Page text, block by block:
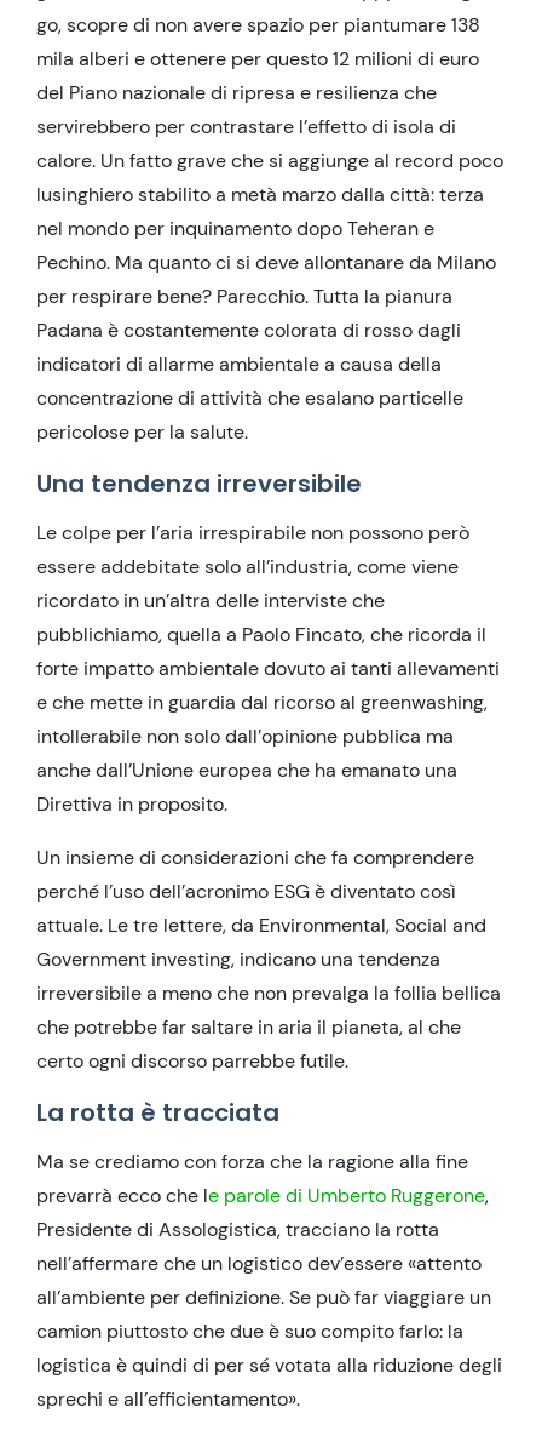
go, scopre di non avere spazio per piantumare 138
mila alberi e ottenere per questo 12 milioni di euro
del Piano nazionale di ripresa e resilienza che
servirebbero per contrastare l’effetto di isola di
calore. Un fatto grave che si aggiunge al record poco
lusinghiero stabilito a metà marzo dalla città: terza
nel mondo per inquinamento dopo Teheran e
Pechino. Ma quanto ci si deve allontanare da Milano
per respirare bene? Parecchio. Tutta la pianura
Padana è costantemente colorata di rosso dagli
indicatori di allarme ambientale a causa della
concentrazione di attività che esalano particelle
pericolose per la salute.
Una tendenza irreversibile
Le colpe per l’aria irrespirabile non possono però
essere addebitate solo all’industria, come viene
ricordato in un’altra delle interviste che
pubblichiamo, quella a Paolo Fincato, che ricorda il
forte impatto ambientale dovuto ai tanti allevamenti
e che mette in guardia dal ricorso al greenwashing,
intollerabile non solo dall’opinione pubblica ma
anche dall’Unione europea che ha emanato una
Direttiva in proposito.
Un insieme di considerazioni che fa comprendere
perché l’uso dell’acronimo ESG è diventato così
attuale. Le tre lettere, da Environmental, Social and
Government investing, indicano una tendenza
irreversibile a meno che non prevalga la follia bellica
che potrebbe far saltare in aria il pianeta, al che
certo ogni discorso parrebbe futile.
La rotta è tracciata
Ma se crediamo con forza che la ragione alla fine
prevarrà ecco che le parole di Umberto Ruggerone,
Presidente di Assologistica, tracciano la rotta
nell’affermare che un logistico dev’essere «attento
all’ambiente per definizione. Se può far viaggiare un
camion piuttosto che due è suo compito farlo: la
logistica è quindi di per sé votata alla riduzione degli
sprechi e all’efficientamento».